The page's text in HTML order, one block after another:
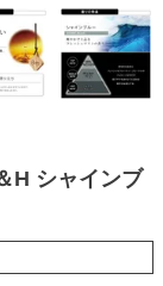
H シャインブ